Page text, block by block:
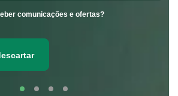
comunicações e ofertas?